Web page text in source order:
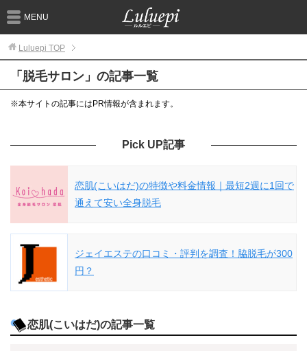
MENU
Luluepi TOP
「脱毛サロン」の記事一覧
※本サイトの記事にはPR情報が含まれます。
Pick UP記事
恋肌(こいはだ)の特徴や料金情報｜最短2週に1回で
通えて安い全身脱毛
ジェイエステの口コミ・評判を調査！脇脱毛が300
円？
恋肌(こいはだ)の記事一覧